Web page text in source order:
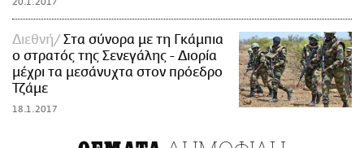
Διεθνή
Στα σύνορα με τη Γκάμπια
ο στρατός της Σενεγάλης - Διορία
μέχρι τα μεσάνυχτα στον πρόεδρο
Τζάμε
18.1.2017